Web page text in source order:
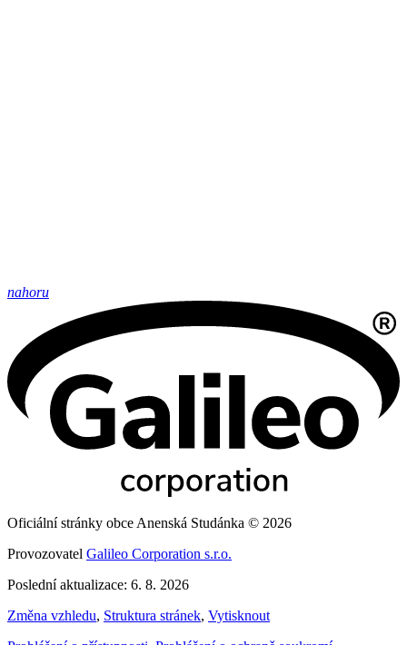
nahoru
Oficiální stránky obce Anenská Studánka © 2026
Provozovatel Galileo Corporation s.r.o.
Poslední aktualizace: 6. 8. 2026
Změna vzhledu, Struktura stránek, Vytisknout